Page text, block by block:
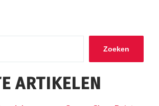
Zoeken
ARTIKELEN